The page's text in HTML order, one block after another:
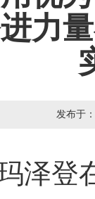
力
发布于：
泽登